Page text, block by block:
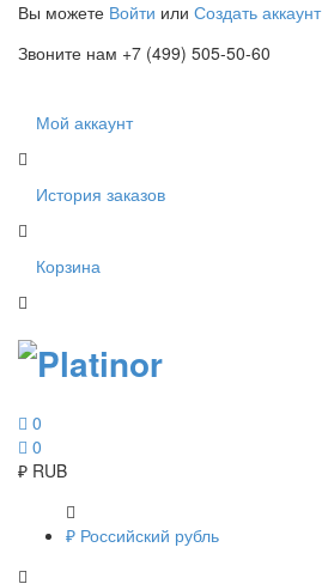
Вы можете Войти или Создать аккаунт
Звоните нам +7 (499) 505-50-60
Мой аккаунт
История заказов
Корзина
0
0
₽ RUB
₽ Российский рубль